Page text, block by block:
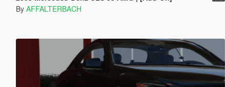
By AFFALTERBACH